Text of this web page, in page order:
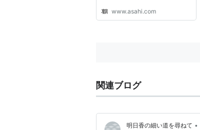
www.asahi.com
関連ブログ
明日香の細い道を尋ねて •